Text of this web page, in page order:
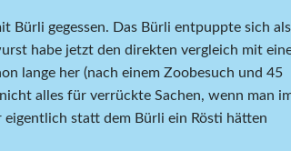
Bürli gegessen. Das Bürli entpuppte sich als
habe jetzt den direkten vergleich mit
lange her (nach einem Zoobesuch und 45
alles für verrückte Sachen, wenn man
statt dem Bürli ein Rösti hätten